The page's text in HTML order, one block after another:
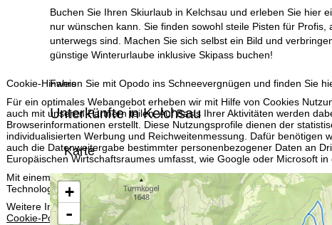
Cookie-Hinweis
Für ein optimales Webangebot erheben wir mit Hilfe von Cookies
auch mit unseren Partnern teilen. Auf Basis Ihrer Aktivitäten werden
Browserinformationen erstellt. Diese Nutzungsprofile dienen der
individualisierten Werbung und Reichweitenmessung. Dafür benötigen
auch die Datenweitergabe bestimmter personenbezogener Daten an
Europäischen Wirtschaftsraumes umfasst, wie Google oder Microsoft in
Mit einem Klick aufZustimmenakzeptieren Sie den Einsatz von nicht
Technologien. Wenn SieAblehnen
klicken, verwenden wir nur
Weitere Informationen zur Cookienutzung und die Möglichkeit zur
Cookie-Policy.
r
t
s
e
i
t
e
Buchen Sie Ihren Skiurlaub in Kelchsau und erleben Sie hier
nur wünschen kann. Sie finden sowohl steile Pisten für
unterwegs sind. Machen Sie sich selbst ein Bild und
günstige Winterurlaube inklusive Skipass buchen!
Fahren Sie mit Opodo ins Schneevergnügen und finden Sie
Unterkünfte in Kelchsau
Karte
+
-